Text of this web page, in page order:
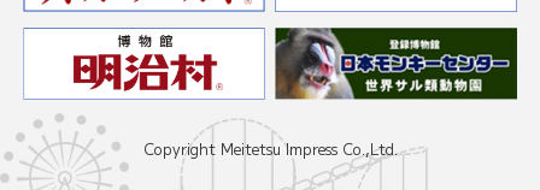
Copyright Meitetsu Impress Co.,Ltd.